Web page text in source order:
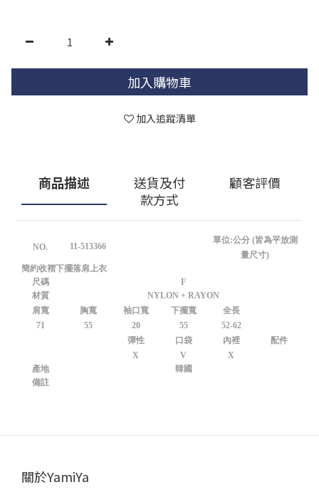
加入購物車
加入追蹤清單
商品描述
送貨及付
款方式
顧客評價
NO. 11-513366
單位:公分 (皆為平放測
量尺寸)
簡約收褶下擺落肩上衣
尺碼
F
材質
NYLON + RAYON
肩寬
胸寬 袖口寬 下擺寬
全長
71
55 20 55
52-62
彈性
口袋 內裡
配件
X
V
X
產地
韓國
備註
關於YamiYa